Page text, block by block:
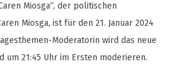
Miosga“, der politischen
Miosga, ist für den 21. Januar 2024
Moderatorin wird das neue
um 21:45 Uhr im Ersten moderieren.